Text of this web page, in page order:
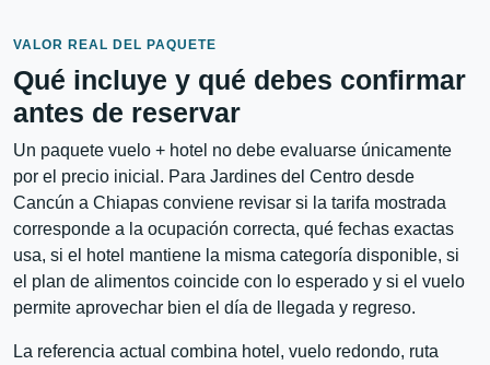
VALOR REAL DEL PAQUETE
Qué incluye y qué debes confirmar
antes de reservar
Un paquete vuelo + hotel no debe evaluarse únicamente
por el precio inicial. Para Jardines del Centro desde
Cancún a Chiapas conviene revisar si la tarifa mostrada
corresponde a la ocupación correcta, qué fechas exactas
usa, si el hotel mantiene la misma categoría disponible, si
el plan de alimentos coincide con lo esperado y si el vuelo
permite aprovechar bien el día de llegada y regreso.
La referencia actual combina hotel, vuelo redondo, ruta